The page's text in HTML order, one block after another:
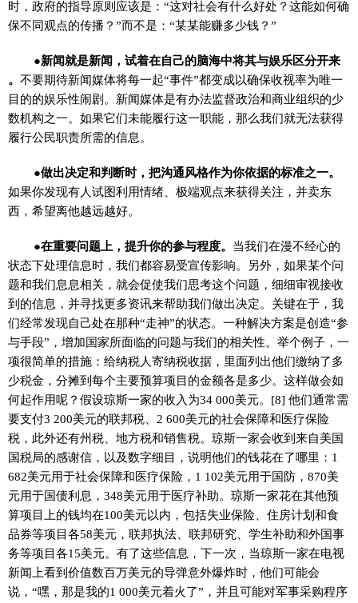
时，政府的指导原则应该是：“这对社会有什么好处？这能如何确
保不同观点的传播？”而不是：“某某能赚多少钱？”
●新闻就是新闻，试着在自己的脑海中将其与娱乐区分开来
。 不要期待新闻媒体将每一起“事件”都变成以确保收视率为唯一
目的的娱乐性闹剧。新闻媒体是有办法监督政治和商业组织的少
数机构之一。如果它们未能履行这一职能，那么我们就无法获得
履行公民职责所需的信息。
●做出决定和判断时，把沟通风格作为你依据的标准之一。
如果你发现有人试图利用情绪、极端观点来获得关注，并卖东
西，希望离他越远越好。
●在重要问题上，提升你的参与程度。 当我们在漫不经心的
状态下处理信息时，我们都容易受宣传影响。另外，如果某个问
题和我们息息相关，就会促使我们思考这个问题，细细审视接收
到的信息，并寻找更多资讯来帮助我们做出决定。关键在于，我
们经常发现自己处在那种“走神”的状态。一种解决方案是创造“参
与手段”，增加国家所面临的问题与我们的相关性。举个例子，一
项很简单的措施：给纳税人寄纳税收据，里面列出他们缴纳了多
少税金，分摊到每个主要预算项目的金额各是多少。这样做会如
何起作用呢？假设琼斯一家的收入为34 000美元。[8] 他们通常需
要支付3 200美元的联邦税、2 600美元的社会保障和医疗保险
税，此外还有州税、地方税和销售税。琼斯一家会收到来自美国
国税局的感谢信，以及数字细目，说明他们的钱花在了哪里：1
682美元用于社会保障和医疗保险，1 102美元用于国防，870美
元用于国债利息，348美元用于医疗补助。琼斯一家花在其他预
算项目上的钱均在100美元以内，包括失业保险、住房计划和食
品券等项目各58美元，联邦执法、联邦研究、学生补助和外国事
务等项目各15美元。有了这些信息，下一次，当琼斯一家在电视
新闻上看到价值数百万美元的导弹意外爆炸时，他们可能会
说，“嘿，那是我的1 000美元着火了”，并且可能对军事采购程序